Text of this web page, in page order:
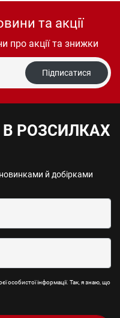
та акції
про акції та знижки
Підписатися
РОЗСИЛКАХ
новинками й добірками
особистої інформації. Так, я знаю, що